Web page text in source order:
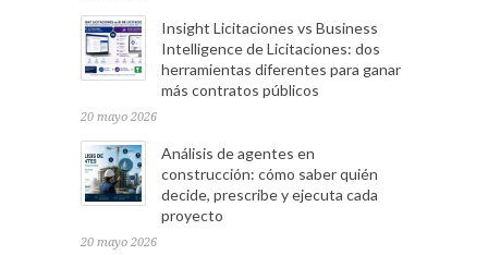
Insight Licitaciones vs Business
Intelligence de Licitaciones: dos
herramientas diferentes para ganar
más contratos públicos
20 mayo 2026
Análisis de agentes en
construcción: cómo saber quién
decide, prescribe y ejecuta cada
proyecto
20 mayo 2026